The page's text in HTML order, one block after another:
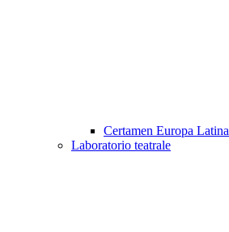
Certamen Europa Latina
Laboratorio teatrale